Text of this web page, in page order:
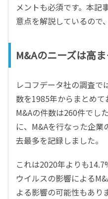
メントも必須です。本記
意点を解説しているので
M&Aのニーズは高
レコフデータ社の調査で
数を1985年からまとめ
M&Aの件数は260件でし
に、M&Aを行なった企
去最多を記録しました。
これは2020年よりも
ウイルスの影響による
よる影響の可能性もあり